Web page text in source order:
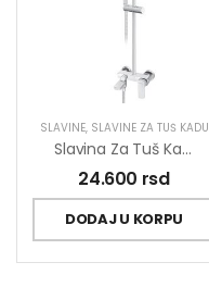
SLAVINE, SLAVINE ZA TUŠ KADU
Slavina Za Tuš Kadu Sa Usponskim Tušem Stolz 137351
24.600 rsd
DODAJ U KORPU